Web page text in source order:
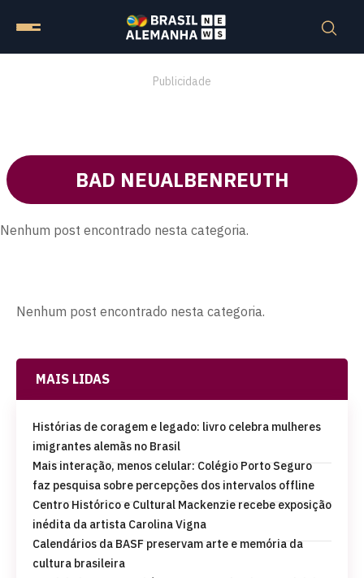
Publicidade
BAD NEUALBENREUTH
Nenhum post encontrado nesta categoria.
Nenhum post encontrado nesta categoria.
MAIS LIDAS
Histórias de coragem e legado: livro celebra mulheres
imigrantes alemãs no Brasil
Mais interação, menos celular: Colégio Porto Seguro
faz pesquisa sobre percepções dos intervalos offline
Centro Histórico e Cultural Mackenzie recebe exposição
inédita da artista Carolina Vigna
Calendários da BASF preservam arte e memória da
cultura brasileira